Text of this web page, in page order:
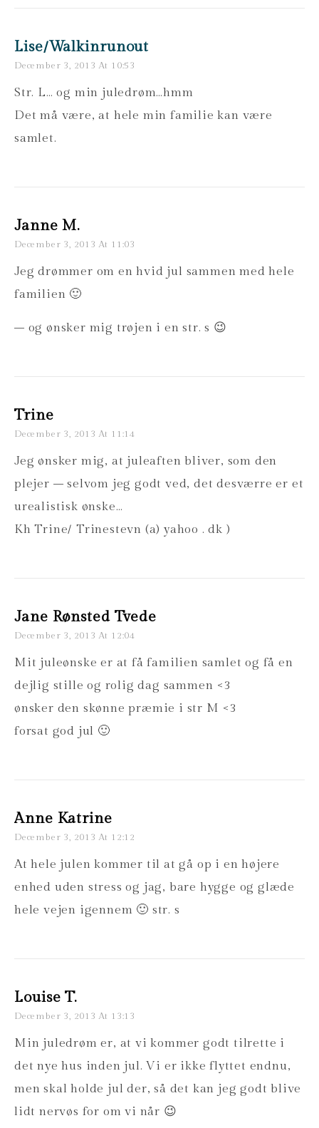
Lise/walkinrunout
December 3, 2013 At 10:53
Str. L… og min juledrøm…hmm
Det må være, at hele min familie kan være
samlet.
Janne M.
December 3, 2013 At 11:03
Jeg drømmer om en hvid jul sammen med hele
familien 🙂
– og ønsker mig trøjen i en str. s 😉
Trine
December 3, 2013 At 11:14
Jeg ønsker mig, at juleaften bliver, som den
plejer – selvom jeg godt ved, det desværre er et
urealistisk ønske…
Kh Trine/ Trinestevn (a) yahoo . dk )
Jane Rønsted Tvede
December 3, 2013 At 12:04
Mit juleønske er at få familien samlet og få en
dejlig stille og rolig dag sammen <3
ønsker den skønne præmie i str M <3
forsat god jul 🙂
Anne Katrine
December 3, 2013 At 12:12
At hele julen kommer til at gå op i en højere
enhed uden stress og jag, bare hygge og glæde
hele vejen igennem 🙂 str. s
Louise T.
December 3, 2013 At 13:13
Min juledrøm er, at vi kommer godt tilrette i
det nye hus inden jul. Vi er ikke flyttet endnu,
men skal holde jul der, så det kan jeg godt blive
lidt nervøs for om vi når 😉